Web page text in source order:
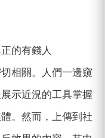
的有錢人
相關。人們一邊窺
示近況的工具掌握
。然而，上傳到社